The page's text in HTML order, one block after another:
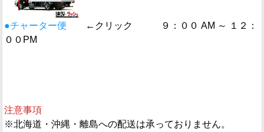
●チャーター便
←クリック ９：００ AM ～ １２：
００PM
注意事項
※北海道・沖縄・離島への配送は承っておりません。